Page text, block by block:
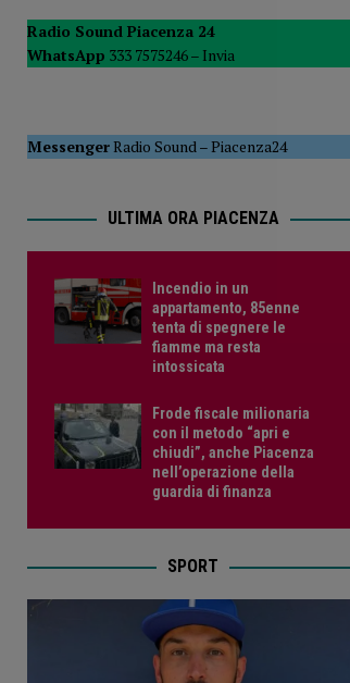
spacciatore arrestato
Radio Sound Piacenza 24
WhatsApp 333 7575246 – Invia
MessengerRadio Sound–Piacenza24
ULTIMA ORA PIACENZA
Incendio in un
appartamento, 85enne
tenta di spegnere le
fiamme ma resta
intossicata
Frode fiscale milionaria
con il metodo “apri e
chiudi”, anche Piacenza
nell’operazione della
guardia di finanza
SPORT